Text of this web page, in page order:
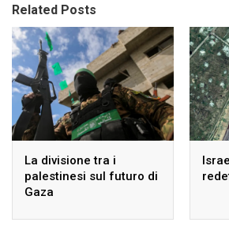
Related Posts
La divisione tra i
palestinesi sul futuro di
Gaza